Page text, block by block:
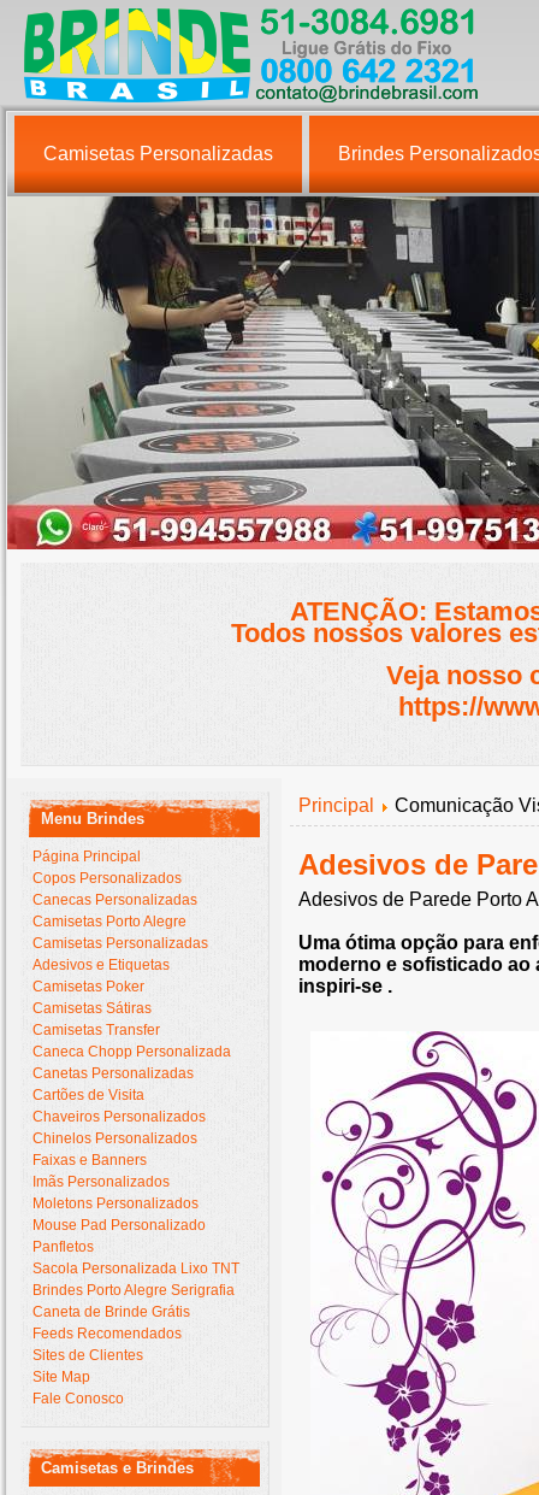
Camisetas Personalizadas Brindes
ATENÇÃO:
Todos nossos valores
Veja nosso
https://
Menu Brindes
Página Principal
Copos Personalizados
Canecas Personalizadas
Camisetas Porto Alegre
Camisetas Personalizadas
Adesivos e Etiquetas
Camisetas Poker
Camisetas Sátiras
Camisetas Transfer
Caneca Chopp Personalizada
Canetas Personalizadas
Cartões de Visita
Chaveiros Personalizados
Chinelos Personalizados
Faixas e Banners
Imãs Personalizados
Moletons Personalizados
Mouse Pad Personalizado
Panfletos
Sacola Personalizada Lixo TNT
Brindes Porto Alegre Serigrafia
Caneta de Brinde Grátis
Feeds Recomendados
Sites de Clientes
Site Map
Fale Conosco
Camisetas e Brindes
Principal Comunicação
Adesivos de
Adesivos de Parede Porto
Uma ótima opção para
moderno e sofisticado ao
inspiri-se .